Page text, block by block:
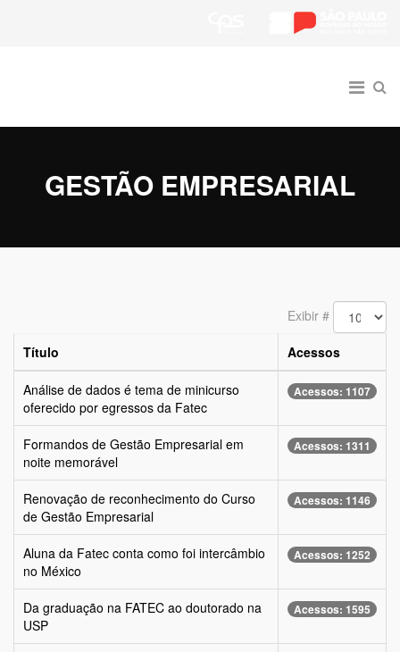
GESTÃO EMPRESARIAL
Exibir #
Título Acessos
Análise de dados é tema de minicurso
oferecido por egressos da Fatec
Acessos: 1107
Formandos de Gestão Empresarial em
noite memorável
Acessos: 1311
Renovação de reconhecimento do Curso
de Gestão Empresarial
Acessos: 1146
Aluna da Fatec conta como foi intercâmbio
no México
Acessos: 1252
Da graduação na FATEC ao doutorado na
USP
Acessos: 1595